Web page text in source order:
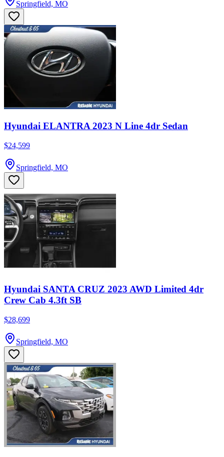
Springfield, MO
Hyundai ELANTRA 2023 N Line 4dr Sedan
$24,599
Springfield, MO
Hyundai SANTA CRUZ 2023 AWD Limited 4dr
Crew Cab 4.3ft SB
$28,699
Springfield, MO